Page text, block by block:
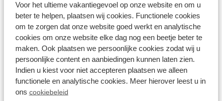
Voor het ultieme vakantiegevoel op onze website en om u
beter te helpen, plaatsen wij cookies. Functionele cookies
om te zorgen dat onze website goed werkt en analytische
cookies om onze website elke dag nog een beetje beter te
maken. Ook plaatsen we persoonlijke cookies zodat wij u
persoonlijke content en aanbiedingen kunnen laten zien.
Indien u kiest voor niet accepteren plaatsen we alleen
functionele en analytische cookies. Meer hierover leest u in
ons cookiebeleid
In der Nähe des Nationalparks De Hoge
Veluwe
Fr 14. August - Mo 17. August
3 Nächte
2 Gäste
Ab:
460,00 €